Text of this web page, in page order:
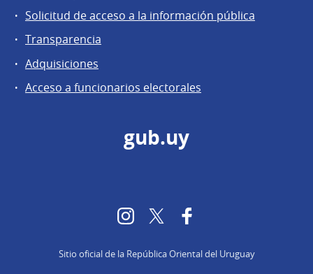
Solicitud de acceso a la información pública
Transparencia
Adquisiciones
Acceso a funcionarios electorales
gub.uy
Instagram
Twitter
Sitio oficial de la República Oriental del Uruguay